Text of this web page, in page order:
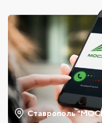
Ставрополь